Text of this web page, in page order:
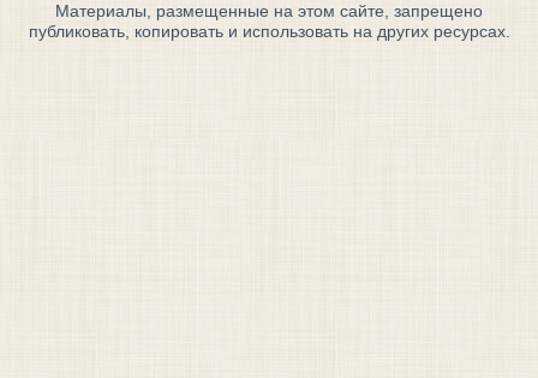
Материалы, размещенные на этом сайте, запрещено
публиковать, копировать и использовать на других ресурсах.